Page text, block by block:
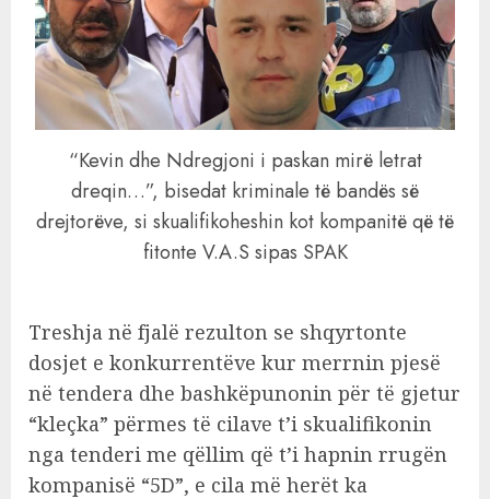
“Kevin dhe Ndregjoni i paskan mirë letrat
dreqin…”, bisedat kriminale të bandës së
drejtorëve, si skualifikoheshin kot kompanitë që të
fitonte V.A.S sipas SPAK
Treshja në fjalë rezulton se shqyrtonte
dosjet e konkurrentëve kur merrnin pjesë
në tendera dhe bashkëpunonin për të gjetur
“kleçka” përmes të cilave t’i skualifikonin
nga tenderi me qëllim që t’i hapnin rrugën
kompanisë “5D”, e cila më herët ka